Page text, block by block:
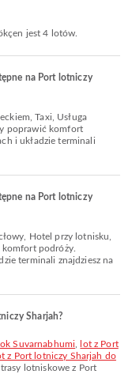
jest 4 lotów.
na Port lotniczy
poprawić komfort
i układzie terminali
na Port lotniczy
podróży.
terminali znajdziesz na
Sharjah?
Suvarnabhumi
lot z Port
z Port lotniczy Sharjah do
lotniskowe z Port